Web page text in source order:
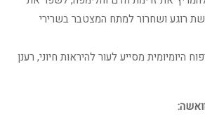
רוגע ושחרור למתח המצטבר בשרירי
היומיומית מסייע לעור להיראות חיוני, רענן